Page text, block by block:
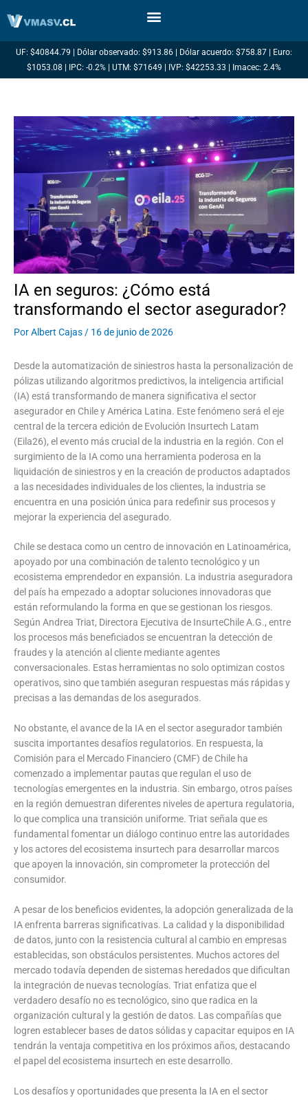
UF: $40844.79 | Dólar observado: $913.86 | Dólar acuerdo: $758.87 | Euro:
$1053.08 | IPC: -0.2% | UTM: $71649 | IVP: $42253.33 | Imacec: 2.4%
IA en seguros: ¿Cómo está
transformando el sector asegurador?
PorAlbert Cajas/ 16 de junio de 2026
Desde la automatización de siniestros hasta la personalización de
pólizas utilizando algoritmos predictivos, la inteligencia artificial
(IA) está transformando de manera significativa el sector
asegurador en Chile y América Latina. Este fenómeno será el eje
central de la tercera edición de Evolución Insurtech Latam
(Eila26), el evento más crucial de la industria en la región. Con el
surgimiento de la IA como una herramienta poderosa en la
liquidación de siniestros y en la creación de productos adaptados
a las necesidades individuales de los clientes, la industria se
encuentra en una posición única para redefinir sus procesos y
mejorar la experiencia del asegurado.
Chile se destaca como un centro de innovación en Latinoamérica,
apoyado por una combinación de talento tecnológico y un
ecosistema emprendedor en expansión. La industria aseguradora
del país ha empezado a adoptar soluciones innovadoras que
están reformulando la forma en que se gestionan los riesgos.
Según Andrea Triat, Directora Ejecutiva de InsurteChile A.G., entre
los procesos más beneficiados se encuentran la detección de
fraudes y la atención al cliente mediante agentes
conversacionales. Estas herramientas no solo optimizan costos
operativos, sino que también aseguran respuestas más rápidas y
precisas a las demandas de los asegurados.
No obstante, el avance de la IA en el sector asegurador también
suscita importantes desafíos regulatorios. En respuesta, la
Comisión para el Mercado Financiero (CMF) de Chile ha
comenzado a implementar pautas que regulan el uso de
tecnologías emergentes en la industria. Sin embargo, otros países
en la región demuestran diferentes niveles de apertura regulatoria,
lo que complica una transición uniforme. Triat señala que es
fundamental fomentar un diálogo continuo entre las autoridades
y los actores del ecosistema insurtech para desarrollar marcos
que apoyen la innovación, sin comprometer la protección del
consumidor.
A pesar de los beneficios evidentes, la adopción generalizada de la
IA enfrenta barreras significativas. La calidad y la disponibilidad
de datos, junto con la resistencia cultural al cambio en empresas
establecidas, son obstáculos persistentes. Muchos actores del
mercado todavía dependen de sistemas heredados que dificultan
la integración de nuevas tecnologías. Triat enfatiza que el
verdadero desafío no es tecnológico, sino que radica en la
organización cultural y la gestión de datos. Las compañías que
logren establecer bases de datos sólidas y capacitar equipos en IA
tendrán la ventaja competitiva en los próximos años, destacando
el papel del ecosistema insurtech en este desarrollo.
Los desafíos y oportunidades que presenta la IA en el sector